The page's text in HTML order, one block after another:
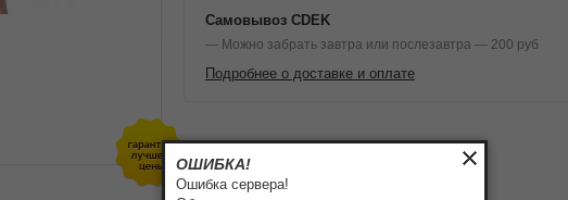
Самовывоз CDEK
— Можно забрать завтра или послезавтра — 200 руб
Подробнее о доставке и оплате
ОШИБКА!
Ошибка сервера!